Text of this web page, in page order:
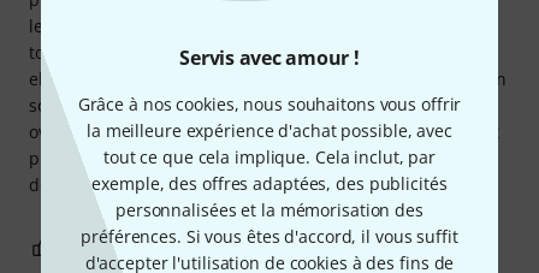
Servis avec amour !
Grâce à nos cookies, nous souhaitons vous offrir
la meilleure expérience d'achat possible, avec
tout ce que cela implique. Cela inclut, par
exemple, des offres adaptées, des publicités
personnalisées et la mémorisation des
préférences. Si vous êtes d'accord, il vous suffit
d'accepter l'utilisation de cookies à des fins de
le son devient agressif. Avoir une option de réglage de la
tonalité serait donc très appréciable. Malheureusement,
elle n'a pas été intégrée par manque de place. Quoi qu'il en
soit, cette pédale s'intègre mieux à un pedalboard comme
overdrive que comme fuzz. L'interrupteur marche/arrêt est
plus bruyant et semble de moins bonne qualité que celui
de la Jellyfish que j'ai achetée il y a quelques années.
0 SIGNALER L'ÉVALUATION